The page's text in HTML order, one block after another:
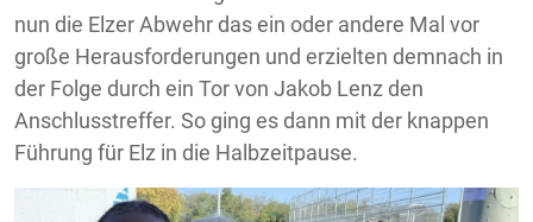
nun die Elzer Abwehr das ein oder andere Mal vor
große Herausforderungen und erzielten demnach in
der Folge durch ein Tor von Jakob Lenz den
Anschlusstreffer. So ging es dann mit der knappen
Führung für Elz in die Halbzeitpause.